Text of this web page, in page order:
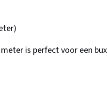
is perfect voor een